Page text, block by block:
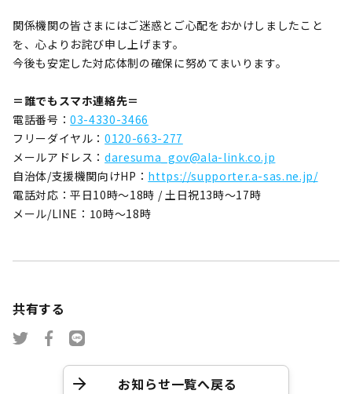
関係機関の皆さまにはご迷惑とご心配をおかけしましたこと
を、心よりお詫び申し上げます。
今後も安定した対応体制の確保に努めてまいります。
＝誰でもスマホ連絡先＝
電話番号：03-4330-3466
フリーダイヤル：0120-663-277
メールアドレス：daresuma_gov@ala-link.co.jp
自治体/支援機関向けHP： https://supporter.a-sas.ne.jp/
電話対応：平日10時～18時 / 土日祝13時～17時
メール/LINE：10時～18時
共有する
お知らせ一覧へ戻る